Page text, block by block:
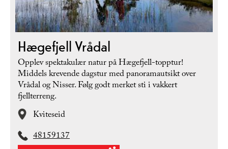
Hægefjell Vrådal
Opplev spektakulær natur på Hægefjell-topptur!
Middels krevende dagstur med panoramautsikt over
Vrådal og Nisser. Følg godt merket sti i vakkert
fjellterreng.
Kviteseid
48159137